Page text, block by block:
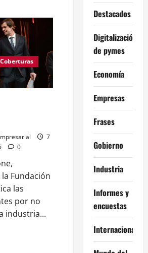
Coberturas
7
0
Fundación
las
por no
industria...
Destacados
Digitalización
de pymes
Economía
Empresas
Frases
Gobierno
Industria
Informes y
encuestas
Internacional